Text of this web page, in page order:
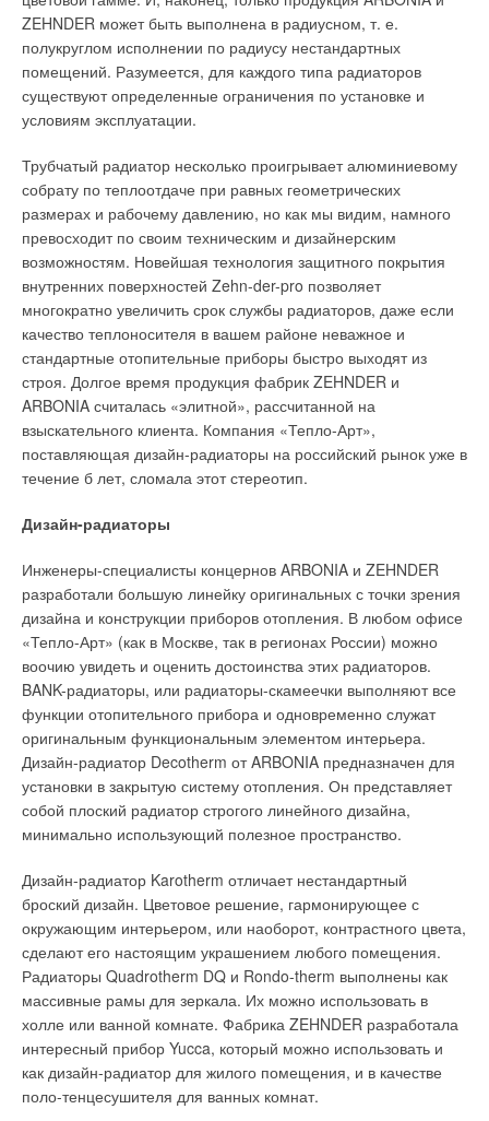
ZEHNDER может быть выполнена в радиусном, т. е.
полукруглом исполнении по радиусу нестандартных
помещений. Разумеется, для каждого типа радиаторов
существуют определенные ограничения по установке и
условиям эксплуатации.
Трубчатый радиатор несколько проигрывает алюминиевому
собрату по теплоотдаче при равных геометрических
размерах и рабочему давлению, но как мы видим, намного
превосходит по своим техническим и дизайнерским
возможностям. Новейшая технология защитного покрытия
внутренних поверхностей Zehn-der-pro позволяет
многократно увеличить срок службы радиаторов, даже если
качество теплоносителя в вашем районе неважное и
стандартные отопительные приборы быстро выходят из
строя. Долгое время продукция фабрик ZEHNDER и
ARBONIA считалась «элитной», рассчитанной на
взыскательного клиента. Компания «Тепло-Арт»,
поставляющая дизайн-радиаторы на российский рынок уже в
течение б лет, сломала этот стереотип.
Дизайн-радиаторы
Инженеры-специалисты концернов ARBONIA и ZEHNDER
разработали большую линейку оригинальных с точки зрения
дизайна и конструкции приборов отопления. В любом офисе
«Тепло-Арт» (как в Москве, так в регионах России) можно
воочию увидеть и оценить достоинства этих радиаторов.
BANK-радиаторы, или радиаторы-скамеечки выполняют все
функции отопительного прибора и одновременно служат
оригинальным функциональным элементом интерьера.
Дизайн-радиатор Decotherm от ARBONIA предназначен для
установки в закрытую систему отопления. Он представляет
собой плоский радиатор строгого линейного дизайна,
минимально использующий полезное пространство.
Дизайн-радиатор Karotherm отличает нестандартный
броский дизайн. Цветовое решение, гармонирующее с
окружающим интерьером, или наоборот, контрастного цвета,
сделают его настоящим украшением любого помещения.
Радиаторы Quadrotherm DQ и Rondo-therm выполнены как
массивные рамы для зеркала. Их можно использовать в
холле или ванной комнате. Фабрика ZEHNDER разработала
интересный прибор Yucca, который можно использовать и
как дизайн-радиатор для жилого помещения, и в качестве
поло-тенцесушителя для ванных комнат.
широких пределах. Проектирование больших тепловых завес
— очень серьезная задача, особенно для суровых
климатических условий. Применяемыми решениями по
нагреву воздуха могут быть не только классические водяные
нагреватели, но и газовые горелки с косвенным и даже
прямым нагревом воздуха продуктами сгорания. Такие
устройства разрабатывает екатеринбургская фирма «Газ-
Инжиниринг».
При выборе типа тепловых завес обязательно следует
определять приоритеты, т.к. сочетание высокой шиберирую-
щей способности, т.е. скорости воздуха выше 70 км/ч, и
низкого шума невозможно. Сочетание высокой тепловой
мощности в 300-500 кВт и малозаметности без
использования специальных скрытых венткамер также
невозможно. Установка «слабых» завес, с низкой скоростью
струи и достаточной тепловой мощностью, на входе в
тамбурах приемлема только при наличии автоматики,
блокирующей открывание одной автоматической двери при
открытии другой. Использование «бытовых» серий ВТЗ,
работающих со скоростями воздуха менее 12 м/с для
закрытия проемов автомобильных ворот, даже в
автосервисах, практически бессмысленно, дешевле
устанавливать агрегаты воздушного отопления любого типа.
□
Также читайте по теме
Тепловые завесы: принцип действия,
характеристики, обзор рынкав журналеСОК 2004 №3
Читайте по теме:
→
ЖУРНАЛ СОК НОЯБРЬ 2023
→
Высоконапорные вентиляторы ВИР: работают там, где
ЖУРНАЛ СОК НОЯБРЬ 2022
ЖУРНАЛ СОК ИЮНЬ 2022
→
Решения для систем воздушного охлаждения дата-
центров от компании «ВЕЗА»
ЖУРНАЛ СОК АПРЕЛЬ 2022
→ Долгая история и серьёзные проекты «ВЕЗА»
ЖУРНАЛ СОК ФЕВРАЛЬ 2022
Уведомления отключены
чтобы меньше потерять в гидравлике системы, то можно
изготавливать оборудование для присоединения к любым
трубопроводам; гидравлический деаэратор — для удаления
растворенного в воде кислорода и других газов,
прерывистого действия — удаление происходит под
Границы применения оборудования — 110°С и 10 бар.
Оборудование для других значений температуры и давления
изготавливается на заказ, а в Европе существует
специальная линейка для так называемого солнечного
обогрева, где оборудование используется в системах с
давлением 10 бар, но температура 200°С — серия Solar.
В России пока это оборудование широко не применяется, но
в Европе оно востребовано и используется активно. Есть
возможность изготавливать оборудование из нержавеющей
стали для спецзаказов.
— Оборудование, поставляемое на рынок России, в
России есть возможность заказать оборудование для 16 бар.
— Какие преимущества обеспечивают сепараторы
Spirovent по сравнению с обычными фильтрами?
Приведите примеры.
— Сепараторы разделяются на несколько типов: сепараторы
шлама, которые удаляют только продукты коррозии,
сепараторы воздуха, удаляющие микропузырьки,
скапливающиеся в системе, и сепараторы комбинированные
— удаляют и шлам, и воздух. Завод Spirotech
сконцентрировал все свои усилия на разработке и выпуске
оборудования, которое улучшает характеристики
теплоносителя.
И я не могу сказать, что это альтернатива водоподготовке,
водоподготовка — это ряд достаточно сложных
мероприятий, требующих взвешенного подхода, но для
решения каких-то проблем, стоящих на сегодняшний день с
воздухом, это оборудование достаточно далеко шагнуло от
стандартных грязевиков и воздухосборников. Обычно
применяются сетчатые фильтры с какими-либо сетчатыми
элементами.